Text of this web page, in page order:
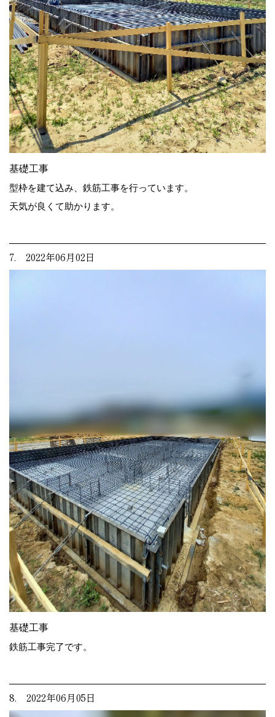
基礎工事
型枠を建て込み、鉄筋工事を行っています。
天気が良くて助かります。
7. 2022年06月02日
基礎工事
鉄筋工事完了です。
8. 2022年06月05日